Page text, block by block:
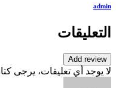
admin
التعليقات
Add review
لا يوجد أي تعليقات، يرجى